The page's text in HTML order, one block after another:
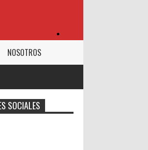
NOSOTROS
SOCIALES